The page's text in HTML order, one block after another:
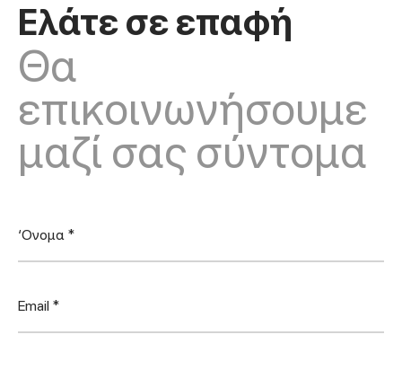
Ελάτε σε επαφή
Θα
επικοινωνήσουμε
μαζί σας σύντομα